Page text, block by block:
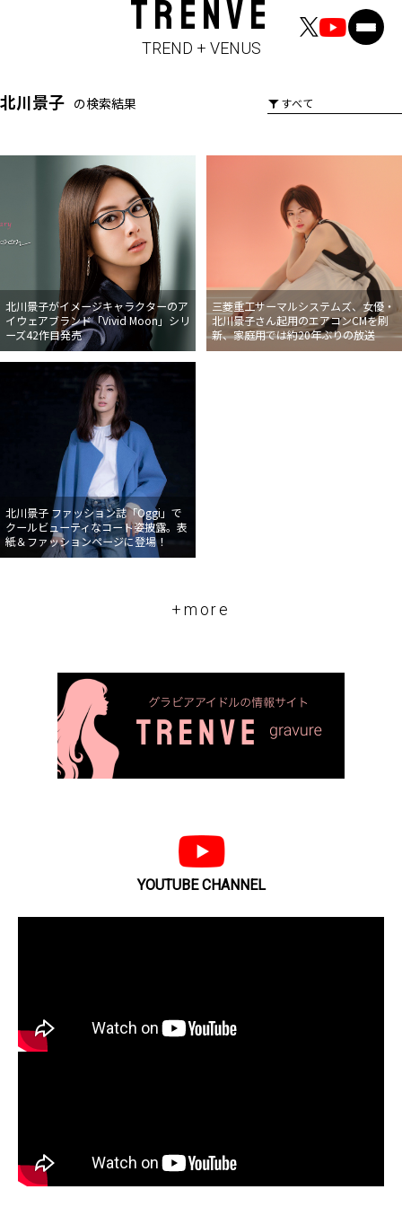
TRENVE
TREND + VENUS
北川景子 の検索結果
北川景子がイメージキャラクターのア
イウェアブランド「Vivid Moon」シリ
ーズ42作目発売
三菱重工サーマルシステムズ、女優・
北川景子さん起用のエアコンCMを刷
新、家庭用では約20年ぶりの放送
北川景子 ファッション誌「Oggi」で
クールビューティなコート姿披露。表
紙＆ファッションページに登場！
+more
YOUTUBE CHANNEL